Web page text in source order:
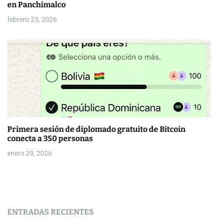
en Panchimalco
febrero 23, 2026
Primera sesión de diplomado gratuito de Bitcoin
conecta a 350 personas
enero 29, 2026
ENTRADAS RECIENTES